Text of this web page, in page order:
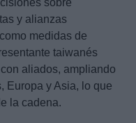
sobre
y alianzas
medidas de
taiwanés
aliados, ampliando
Europa y Asia, lo que
la cadena.